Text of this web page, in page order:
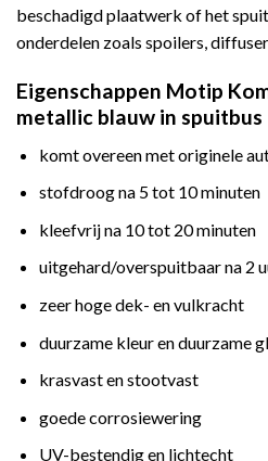
beschadigd plaatwerk of het
onderdelen zoals spoilers,
Eigenschappen Motip
metallic blauw in spuitbus
komt overeen met originele
stofdroog na 5 tot 10 minuten
kleefvrij na 10 tot 20 minuten
uitgehard/overspuitbaar na 2
zeer hoge dek- en vulkracht
duurzame kleur en duurzame
krasvast en stootvast
goede corrosiewering
UV-bestendig en lichtecht